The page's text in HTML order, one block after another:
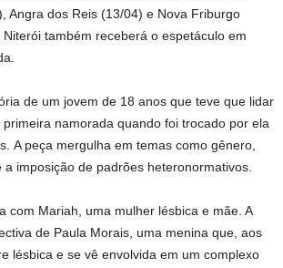
Angra dos Reis (13/04) e Nova Friburgo
também receberá o espetáculo em
de um jovem de 18 anos que teve que lidar
namorada quando foi trocado por ela
A peça mergulha em temas como gênero,
imposição de padrões heteronormativos.
com Mariah, uma mulher lésbica e mãe. A
de Paula Morais, uma menina que, aos
lésbica e se vê envolvida em um complexo